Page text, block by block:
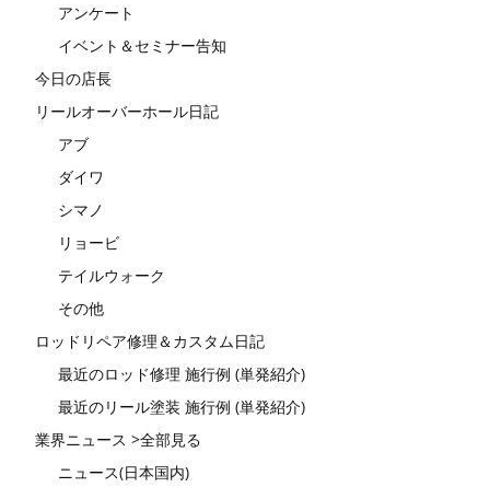
アンケート
イベント＆セミナー告知
今日の店長
リールオーバーホール日記
アブ
ダイワ
シマノ
リョービ
テイルウォーク
その他
ロッドリペア修理＆カスタム日記
最近のロッド修理 施行例 (単発紹介)
最近のリール塗装 施行例 (単発紹介)
業界ニュース >全部見る
ニュース(日本国内)